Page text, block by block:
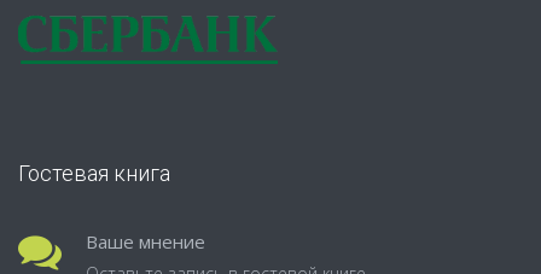
Гостевая книга
Ваше мнение